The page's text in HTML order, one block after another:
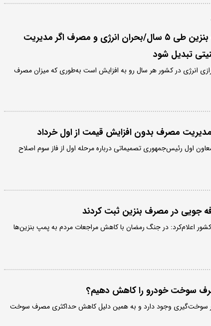
افزایش ۵۰ درصدی مصرف بنزین طی ۵ سال/بحران انرژی و مصرف اگر مدیریت
تبدیل شود
انرژی در کشور هر سال رو به افزایش است به‌طوری که میزان مصرف
مدیریت مصرف بدون افزایش قیمت از اول خرداد
اول رئیس‌جمهوری تصمیماتی درباره مرحله اول از فاز سوم اصلاح
جویی در مصرف بنزین ثبت کردند
اعلام‌کرد: در جنگ رمضان با کاهش مراجعات مردم به پمپ بنزین‌ها
سوخت خودرو را کاهش دهیم؟
سوخت‌گیری وجود دارد و به همین دلیل کاهش حداکثری مصرف سوخت